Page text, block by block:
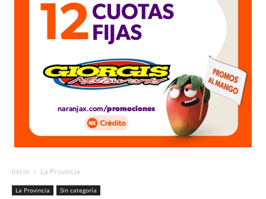
Inicio La Provincia
La Provincia Sin categoría